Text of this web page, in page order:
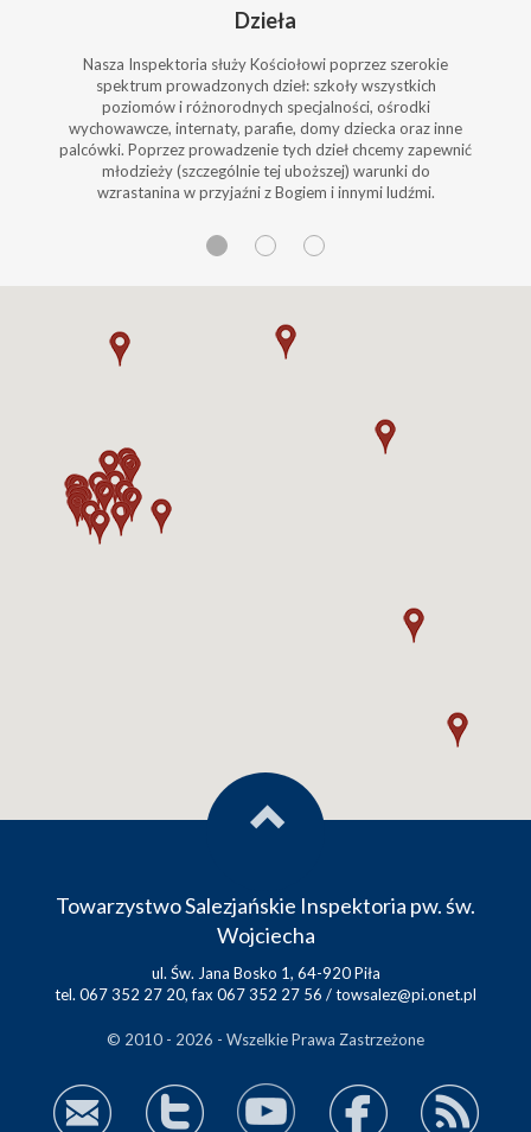
Dzieła
Nasza Inspektoria służy Kościołowi poprzez szerokie
spektrum prowadzonych dzieł: szkoły wszystkich
poziomów i różnorodnych specjalności, ośrodki
wychowawcze, internaty, parafie, domy dziecka oraz inne
palcówki. Poprzez prowadzenie tych dzieł chcemy zapewnić
młodzieży (szczególnie tej uboższej) warunki do
wzrastanina w przyjaźni z Bogiem i innymi ludźmi.
Towarzystwo Salezjańskie Inspektoria pw. św.
Wojciecha
ul. Św. Jana Bosko 1, 64-920 Piła
tel. 067 352 27 20, fax 067 352 27 56 /towsalez@pi.onet.pl
© 2010 - 2026 - Wszelkie Prawa Zastrzeżone